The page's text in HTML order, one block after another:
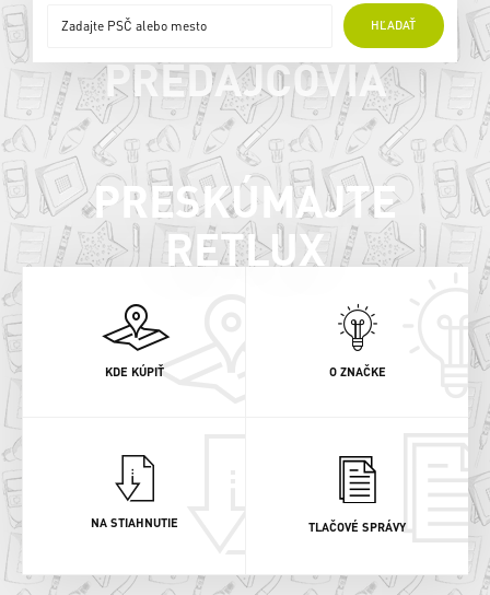
HĽADAŤ
ONLINE
PREDAJCOVIA
PRESKÚMAJTE
RETLUX
KDE KÚPIŤ O ZNAČKE
NA STIAHNUTIE TLAČOVÉ SPRÁVY